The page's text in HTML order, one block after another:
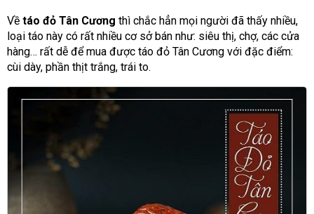
Về táo đỏ Tân Cương thì chắc hẳn mọi người đã thấy nhiều,
loại táo này có rất nhiều cơ sở bán như: siêu thị, chợ, các cửa
hàng… rất dễ để mua được táo đỏ Tân Cương với đặc điểm:
cùi dày, phần thịt trắng, trái to.